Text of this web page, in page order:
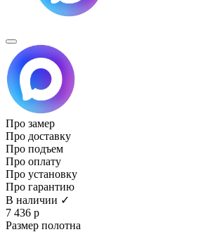
Про замер
Про доставку
Про подъем
Про оплату
Про установку
Про гарантию
В наличии ✓
7 436 р
Размер полотна